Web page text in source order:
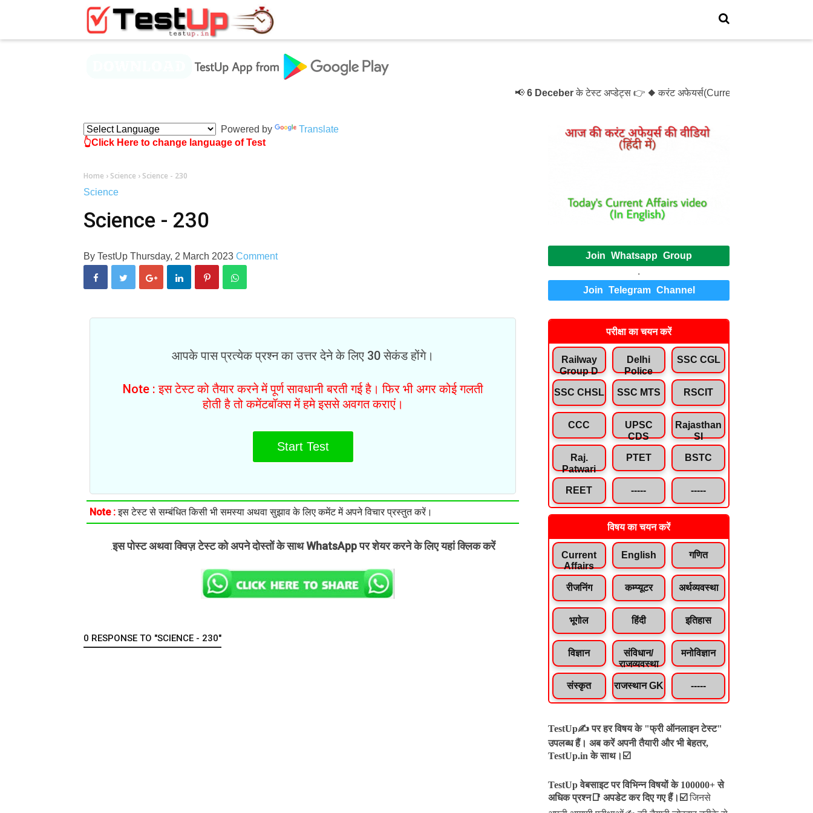
6 Deceberके टेस्ट अप्डेट्स 👉 ◆ करंट अफेयर्स(Current Affairs)- Test- 1214 ◆
Powered by
Translate
👆Click Here to change language of Test
Home › Science › Science - 230
Science
Science - 230
By TestUp Thursday, 2 March 2023 Comment
आपके पास प्रत्येक प्रश्न का उत्तर देने के लिए 30 सेकंड होंगे।
Note : इस टेस्ट को तैयार करने में पूर्ण सावधानी बरती गई है। फिर भी अगर कोई गलती
होती है तो कमेंटबॉक्स में हमे इससे अवगत कराएं।
Start Test
Note :इस टेस्ट से सम्बंधित किसी भी समस्या अथवा सुझाव के लिए कमेंट में अपने विचार प्रस्तुत करें।
.इस पोस्ट अथवा क्विज़ टेस्ट को अपने दोस्तों के साथ WhatsApp पर शेयर करने के लिए यहां क्लिक करें
0 RESPONSE TO "SCIENCE - 230"
Join Whatsapp Group
.
Join Telegram Channel
परीक्षा का चयन करें
Railway
Group D
Delhi
Police
SSC CGL
SSC CHSL SSC MTS RSCIT
CCC
UPSC
CDS
Rajasthan
SI
Raj.
Patwari
PTET BSTC
REET ----- -----
विषय का चयन करें
Current
Affairs
English गणित
रीजनिंग कम्प्यूटर अर्थव्यवस्था
भूगोल हिंदी इतिहास
विज्ञान
संविधान/
राजव्यवस्था
मनोविज्ञान
संस्कृत राजस्थान GK -----
TestUp✍️ पर हर विषय के "फ्री ऑनलाइन टेस्ट"
उपलब्ध हैं। अब करें अपनी तैयारी और भी बेहतर,
TestUp.in के साथ।☑️
TestUp वेबसाइट पर विभिन्न विषयों के 100000+ से
अधिक प्रश्न📑 अपडेट कर दिए गए हैं। ☑️ जिनसे